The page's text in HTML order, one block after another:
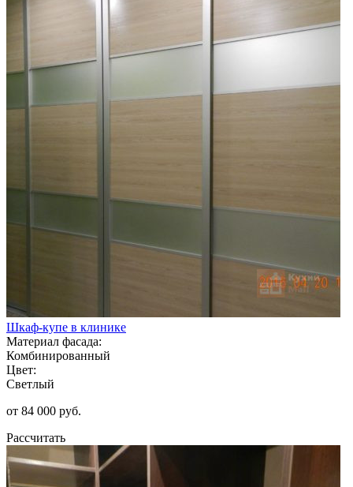
Шкаф-купе в клинике
Материал фасада:
Комбинированный
Цвет:
Светлый
от 84 000 руб.
Рассчитать